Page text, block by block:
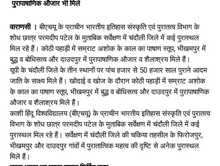
पुरापाषाणिक औजार भी मिले
वाराणसी । बीएचयू के प्राचीन भारतीय इतिहास संस्कृति एवं पुरातत्व विभाग के
शोध छात्र परमदीप पटेल के मुताबिक सर्वेक्षण में चंदौली जिले में कई पुरास्थल
मिल रहे हैं। कोठी पहाड़ी में सम्राट अशोक के काल का पाषाण स्तूप, भीखमपुर में
बुद्ध व बोधिसत्व और दाउदपुर में पुरापाषाणिक औजार व शैलाश्रय मिले हैं।
यूपी के चंदौली जिले के तीन स्थानों पर पांच हजार से 50 हजार साल पुराने आदम
जाति के साक्ष्य मिले हैं। खोदाई व खोज के दौरान कोठी पहाड़ी में सम्राट अशोक
के काल का पाषाण स्तूप, भीखमपुर में बुद्ध व बोधिसत्व और दाउदपुर में पुरापाषाणिक
औजार व शैलाश्रय मिले हैं।
काशी हिंदू विश्वविद्यालय (बीएचयू) के प्राचीन भारतीय इतिहास संस्कृति एवं पुरातत्व
विभाग के शोध छात्र परमदीप पटेल के मुताबिक सर्वेक्षण में चंदौली जिले में कई
पुरास्थल मिल रहे हैं। सर्वेक्षण में चंदौली जिले की चकिया तहसील के फिरोजपुर,
भीखमपुर और दाउदपुर गांवों में पुरातात्विक महत्व की दृष्टि से अनेक पुरास्थल
मिले हैं।